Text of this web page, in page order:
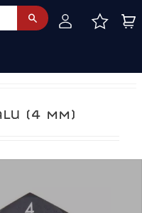
(4 MM)